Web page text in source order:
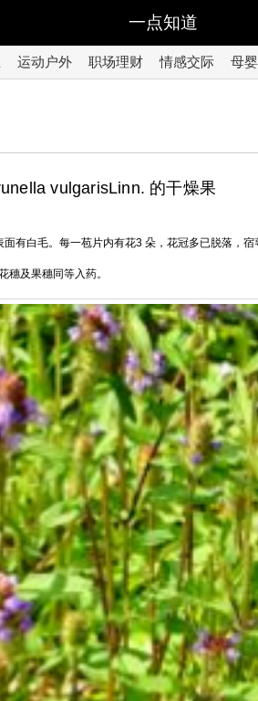
一点知道
运动户外 职场理财 情感交际 母
vulgarisLinn. 的干燥果
有白毛。每一苞片内有花3 朵，花冠多已脱落，
穗及果穗同等入药。